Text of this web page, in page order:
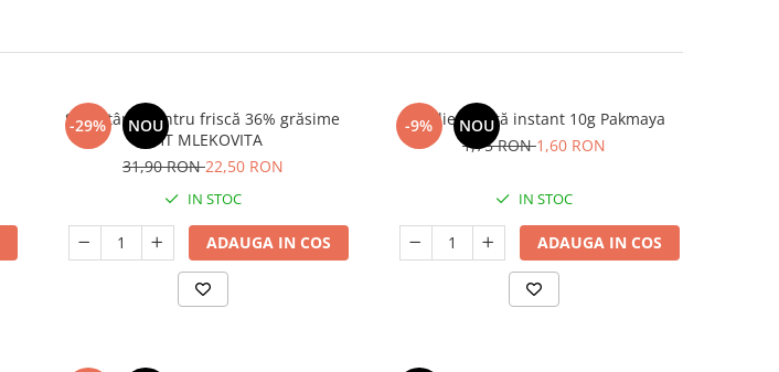
-29% NOU
Smântână pentru friscă 36% grăsime
UHT MLEKOVITA
31,90 RON22,50 RON
IN STOC
ADAUGA IN COS
-9% NOU
Drojdie uscată instant 10g Pakmaya
1,75 RON1,60 RON
IN STOC
ADAUGA IN COS